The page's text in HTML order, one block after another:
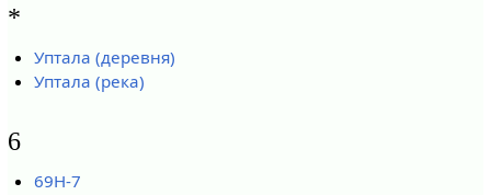
*
Уптала (деревня)
Уптала (река)
6
69Н-7